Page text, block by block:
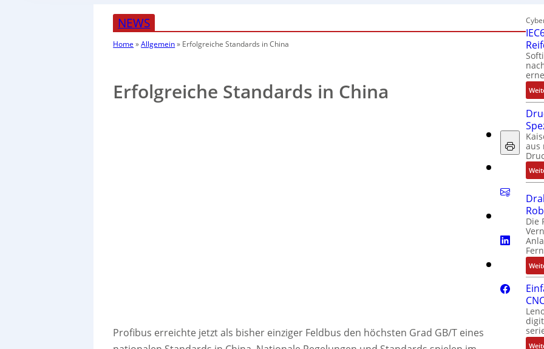
NEWS
Home »Allgemein» Erfolgreiche Standards in China
Erfolgreiche Standards in China
Profibus erreichte jetzt als bisher einziger Feldbus den höchsten Grad GB/T eines
aus
Die